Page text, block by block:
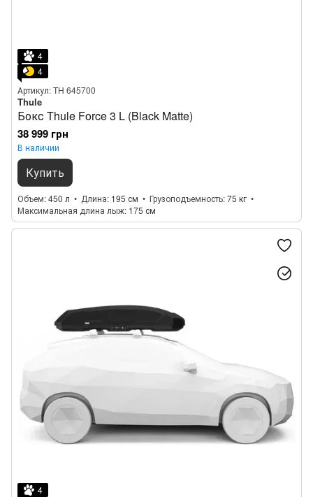
4
4
Артикул: TH 645700
Thule
Бокс Thule Force 3 L (Black Matte)
38 999 грн
В наличии
Купить
Объем 450 л Длина 195 см Грузоподъемность 75 кг
Максимальная длина лыж 175 см
4